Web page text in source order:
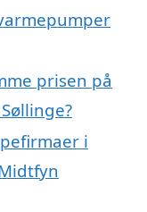
prisen på
i